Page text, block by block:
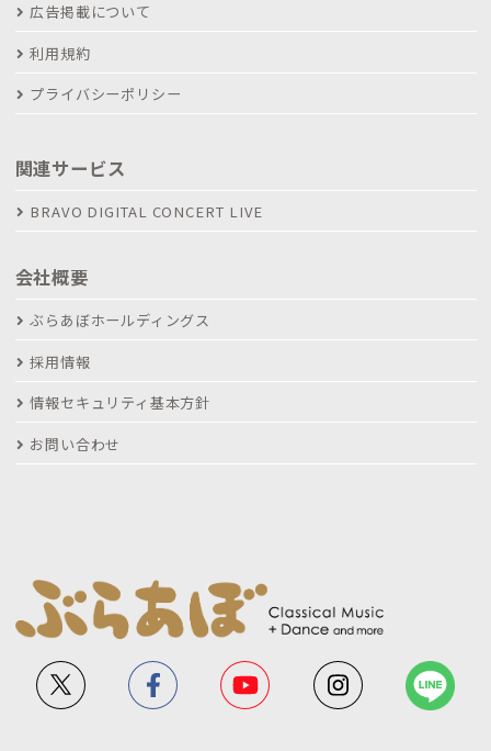
広告掲載について
利用規約
プライバシーポリシー
関連サービス
BRAVO DIGITAL CONCERT LIVE
会社概要
ぶらあぼホールディングス
採用情報
情報セキュリティ基本方針
お問い合わせ